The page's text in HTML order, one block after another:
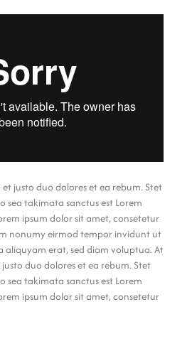
justo duo dolores et ea rebum. Stet
sea takimata sanctus est Lorem
ipsum dolor sit amet, consetetur
nonumy eirmod tempor invidunt ut
aliquyam erat, sed diam voluptua. At
duo dolores et ea rebum. Stet
sea takimata sanctus est Lorem
ipsum dolor sit amet, consetetur